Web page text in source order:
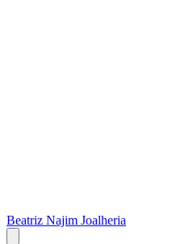
Beatriz Najim Joalheria